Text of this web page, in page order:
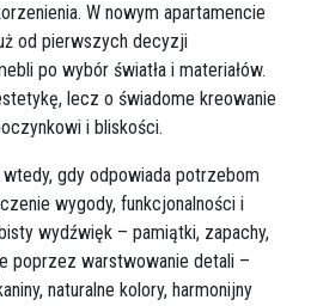
W nowym apartamencie
od pierwszych decyzji
po wybór światła i materiałów.
lecz o świadome kreowanie
i bliskości.
gdy odpowiada potrzebom
wygody, funkcjonalności i
wydźwięk – pamiątki, zapachy,
poprzez warstwowanie detali –
naturalne kolory, harmonijny